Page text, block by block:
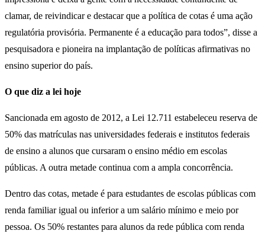
clamar, de reivindicar e destacar que a política de cotas é uma ação
regulatória provisória. Permanente é a educação para todos”, disse a
pesquisadora e pioneira na implantação de políticas afirmativas no
ensino superior do país.
O que diz a lei hoje
Sancionada em agosto de 2012, a Lei 12.711 estabeleceu reserva de
50% das matrículas nas universidades federais e institutos federais
de ensino a alunos que cursaram o ensino médio em escolas
públicas. A outra metade continua com a ampla concorrência.
Dentro das cotas, metade é para estudantes de escolas públicas com
renda familiar igual ou inferior a um salário mínimo e meio por
pessoa. Os 50% restantes para alunos da rede pública com renda